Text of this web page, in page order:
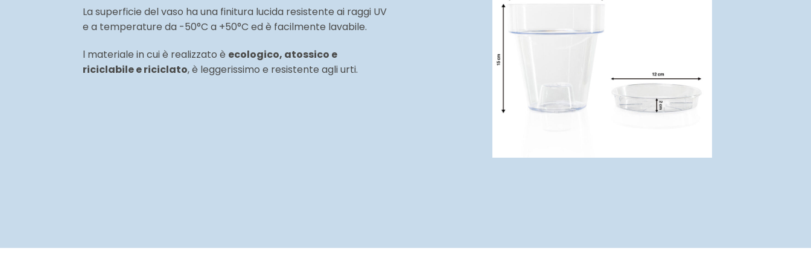
La superficie del vaso ha una finitura lucida resistente ai raggi UV
e a temperature da -50°C a +50°C ed è facilmente lavabile.
l materiale in cui è realizzato è ecologico, atossico e
riciclabile e riciclato, è leggerissimo e resistente agli urti.